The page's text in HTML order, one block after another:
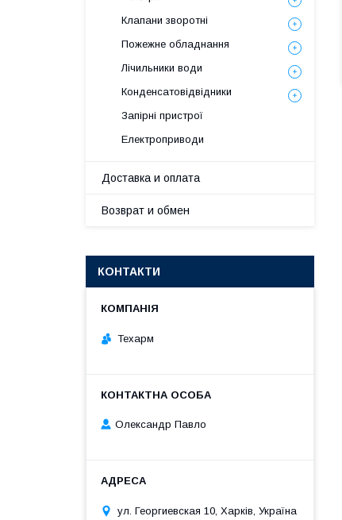
Клапани зворотні
Пожежне обладнання
Лічильники води
Конденсатовідвідники
Запірні пристрої
Електроприводи
Доставка и оплата
Возврат и обмен
КОНТАКТИ
Техарм
Олександр Павло
ул. Георгиевская 10, Харків, Україна